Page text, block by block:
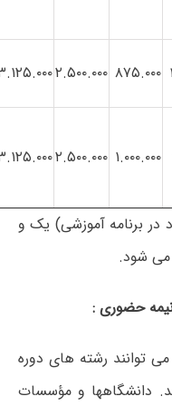
۸۷۵.۰۰۰ ۲.۵۰۰.۰۰۰
۱.۰۰۰.۰۰۰ ۲.۵۰۰.۰۰۰
برنامه آموزشی) یک و
می شود.
حضوری :
توانند رشته های دوره
دانشگاهها و مؤسسات